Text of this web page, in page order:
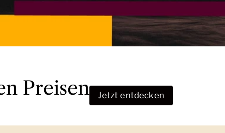
Preisen Jetzt entdecken